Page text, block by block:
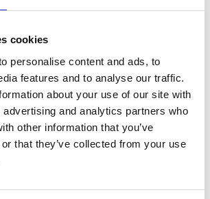
cookies
personalise content and ads, to
features and to analyse our traffic.
about your use of our site with
and analytics partners who
other information that you’ve
that they’ve collected from your use
0